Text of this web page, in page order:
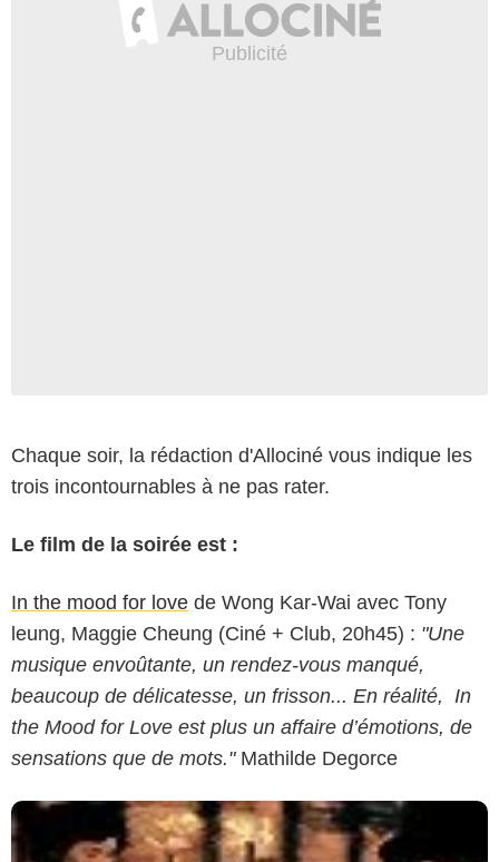
Chaque soir, la rédaction d'Allociné vous indique les
trois incontournables à ne pas rater.
Le film de la soirée est :
In the mood for love de Wong Kar-Wai avec Tony
leung, Maggie Cheung (Ciné + Club, 20h45) : "Une
musique envoûtante, un rendez-vous manqué,
beaucoup de délicatesse, un frisson... En réalité, In
the Mood for Love est plus un affaire d’émotions, de
sensations que de mots."Mathilde Degorce